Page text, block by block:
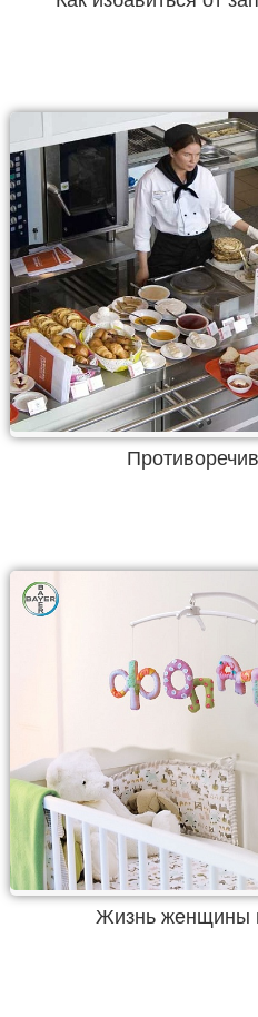
Жизнь женщины